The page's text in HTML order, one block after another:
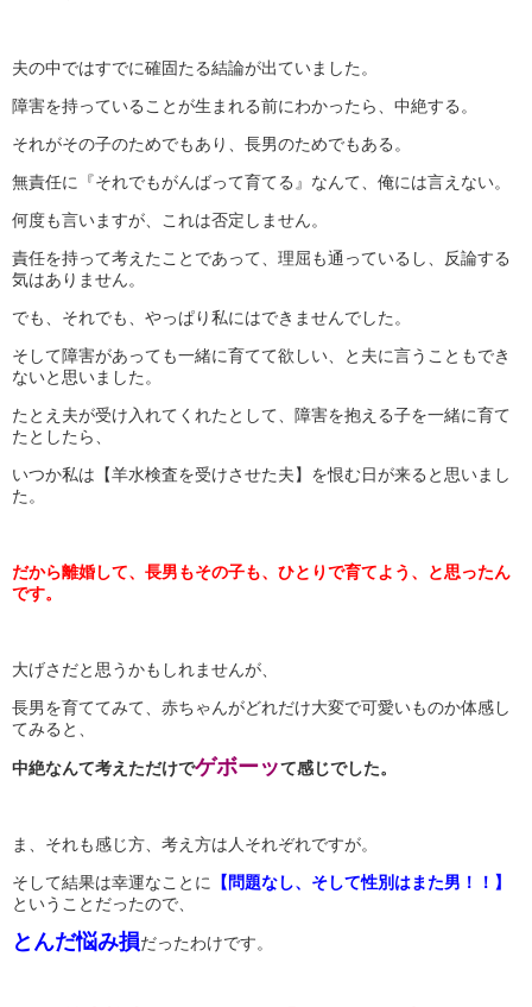
夫の中ではすでに確固たる結論が出ていました。
障害を持っていることが生まれる前にわかったら、中絶する。
それがその子のためでもあり、長男のためでもある。
無責任に『それでもがんばって育てる』なんて、俺には言えない。
何度も言いますが、これは否定しません。
責任を持って考えたことであって、理屈も通っているし、反論する
気はありません。
でも、それでも、やっぱり私にはできませんでした。
そして障害があっても一緒に育てて欲しい、と夫に言うこともでき
ないと思いました。
たとえ夫が受け入れてくれたとして、障害を抱える子を一緒に育て
たとしたら、
いつか私は【羊水検査を受けさせた夫】を恨む日が来ると思いまし
た。
だから離婚して、長男もその子も、ひとりで育てよう、と思ったん
です。
大げさだと思うかもしれませんが、
長男を育ててみて、赤ちゃんがどれだけ大変で可愛いものか体感し
てみると、
中絶なんて考えただけでゲボーッて感じでした。
ま、それも感じ方、考え方は人それぞれですが。
そして結果は幸運なことに
【問題なし、そして性別はまた男！！】
ということだったので、
とんだ悩み損だったわけです。